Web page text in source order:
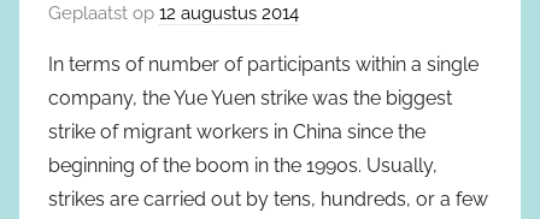
Geplaatst op 12 augustus 2014
In terms of number of participants within a single
company, the Yue Yuen strike was the biggest
strike of migrant workers in China since the
beginning of the boom in the 1990s. Usually,
strikes are carried out by tens, hundreds, or a few